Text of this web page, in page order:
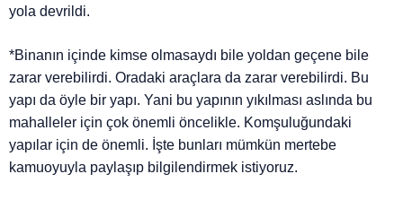
yola devrildi.
*Binanın içinde kimse olmasaydı bile yoldan geçene bile
zarar verebilirdi. Oradaki araçlara da zarar verebilirdi. Bu
yapı da öyle bir yapı. Yani bu yapının yıkılması aslında bu
mahalleler için çok önemli öncelikle. Komşuluğundaki
yapılar için de önemli. İşte bunları mümkün mertebe
kamuoyuyla paylaşıp bilgilendirmek istiyoruz.